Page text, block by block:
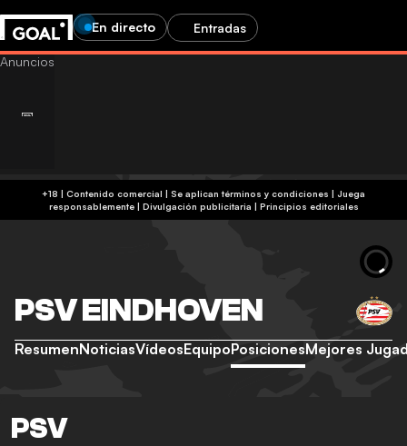
En directo Entradas
+18 | Contenido comercial | Se aplican términos y condiciones | Juega
responsablemente| Divulgación publicitaria | Principios editoriales
PSV EINDHOVEN
ResumenNoticiasVídeosEquipoPosicionesMejores
PSV